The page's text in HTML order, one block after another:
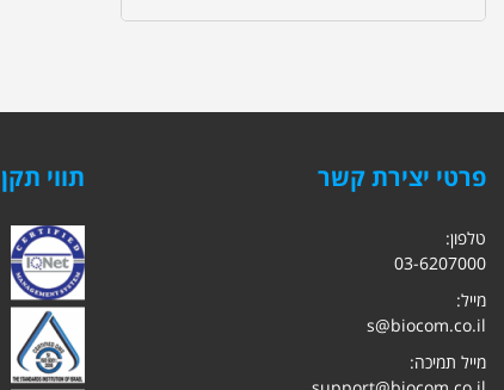
פרטי יצירת קשר
טלפון:
03-6207000
מייל:
s@biocom.co.il
מייל תמיכה:
תווי תקן